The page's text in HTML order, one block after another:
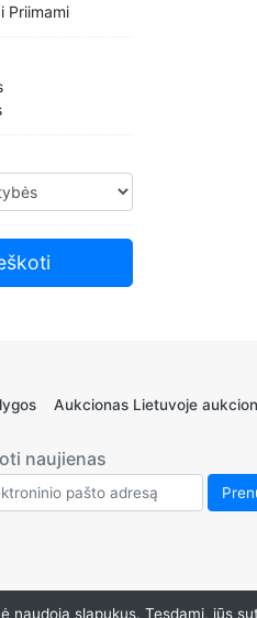
Priimami
Aukcionas Lietuvoje
naujienas
naudoja slapukus. Tęsdami, jūs